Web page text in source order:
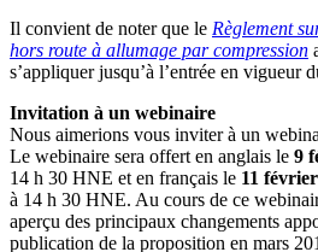
Il convient de noter que le Règlement
hors route à allumage par compression
s’appliquer jusqu’à l’entrée en vigueur
Invitation à un webinaire
Nous aimerions vous inviter à un
Le webinaire sera offert en anglais le 9
14 h 30 HNE et en français le 11 février
à 14 h 30 HNE. Au cours de ce
aperçu des principaux changements
publication de la proposition en mars